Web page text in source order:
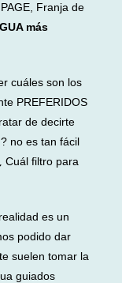
Franja de
más
cuáles son los
PREFERIDOS
de decirte
no es tan fácil
Cuál filtro para
es un
podido dar
suelen tomar la
guiados